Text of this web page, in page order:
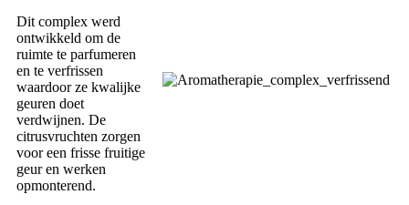
Dit complex werd
ontwikkeld om de
ruimte te parfumeren
en te verfrissen
waardoor ze kwalijke
geuren doet
verdwijnen. De
citrusvruchten zorgen
voor een frisse fruitige
geur en werken
opmonterend.